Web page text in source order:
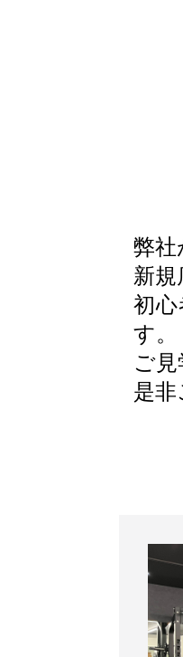
弊社
新規
初
す。
ご
是非